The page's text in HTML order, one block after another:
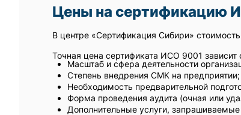
Цены на сертификацию
В центре «Сертификация Сибири»
Точная цена сертификата ИСО 9001
Масштаб и сфера деятельности
Степень внедрения СМК на предприятии;
Необходимость предварительной
Форма проведения аудита (очная или
Дополнительные услуги,